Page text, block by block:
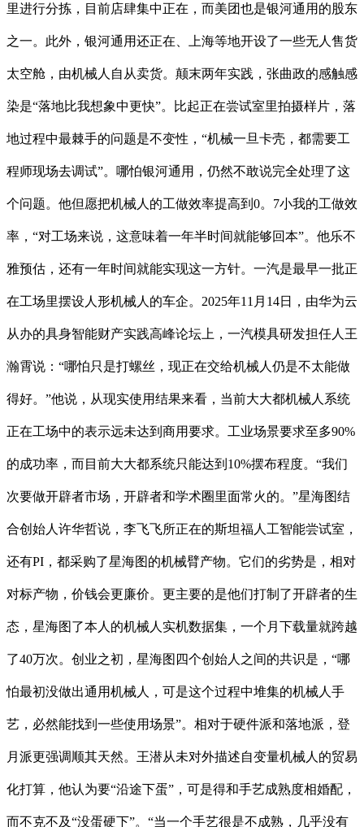
里进行分拣，目前店肆集中正在，而美团也是银河通用的股东
之一。此外，银河通用还正在、上海等地开设了一些无人售货
太空舱，由机械人自从卖货。颠末两年实践，张曲政的感触感
染是“落地比我想象中更快”。比起正在尝试室里拍摄样片，落
地过程中最棘手的问题是不变性，“机械一旦卡壳，都需要工
程师现场去调试”。哪怕银河通用，仍然不敢说完全处理了这
个问题。他但愿把机械人的工做效率提高到0。7小我的工做效
率，“对工场来说，这意味着一年半时间就能够回本”。他乐不
雅预估，还有一年时间就能实现这一方针。一汽是最早一批正
在工场里摆设人形机械人的车企。2025年11月14日，由华为云
从办的具身智能财产实践高峰论坛上，一汽模具研发担任人王
瀚霄说：“哪怕只是打螺丝，现正在交给机械人仍是不太能做
得好。”他说，从现实使用结果来看，当前大大都机械人系统
正在工场中的表示远未达到商用要求。工业场景要求至多90%
的成功率，而目前大大都系统只能达到10%摆布程度。“我们
次要做开辟者市场，开辟者和学术圈里面常火的。”星海图结
合创始人许华哲说，李飞飞所正在的斯坦福人工智能尝试室，
还有PI，都采购了星海图的机械臂产物。它们的劣势是，相对
对标产物，价钱会更廉价。更主要的是他们打制了开辟者的生
态，星海图了本人的机械人实机数据集，一个月下载量就跨越
了40万次。创业之初，星海图四个创始人之间的共识是，“哪
怕最初没做出通用机械人，可是这个过程中堆集的机械人手
艺，必然能找到一些使用场景”。相对于硬件派和落地派，登
月派更强调顺其天然。王潜从未对外描述自变量机械人的贸易
化打算，他认为要“沿途下蛋”，可是得和手艺成熟度相婚配，
而不克不及“没蛋硬下”。“当一个手艺很是不成熟，几乎没有